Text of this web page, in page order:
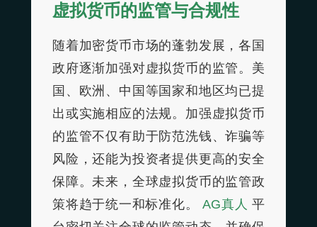
虚拟货币的监管与合规性
随着加密货币市场的蓬勃发展，各国
政府逐渐加强对虚拟货币的监管。美
国、欧洲、中国等国家和地区均已提
出或实施相应的法规。加强虚拟货币
的监管不仅有助于防范洗钱、诈骗等
风险，还能为投资者提供更高的安全
保障。未来，全球虚拟货币的监管政
策将趋于统一和标准化。 AG真人 平